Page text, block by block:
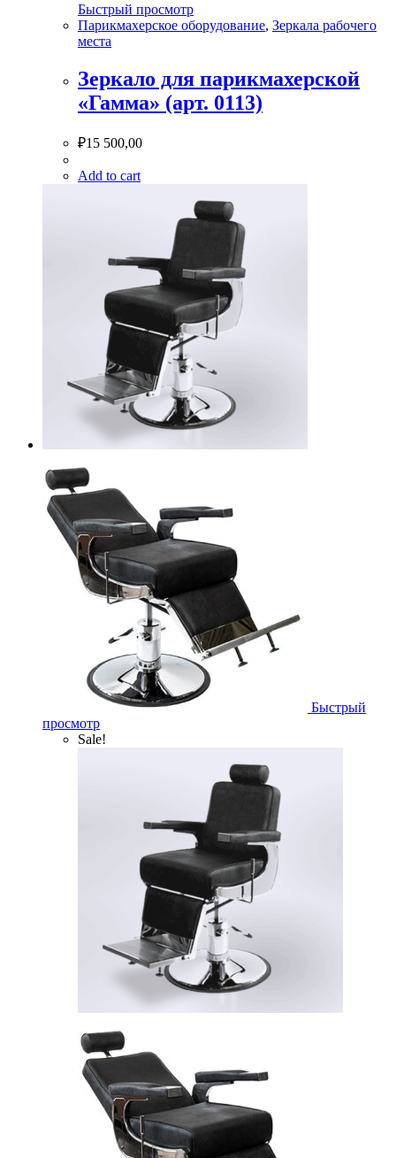
Быстрый просмотр
Парикмахерское оборудование, Зеркала рабочего
места
Зеркало для парикмахерской
«Гамма» (арт. 0113)
₽15 500,00
Add to cart
Быстрый
просмотр
Sale!